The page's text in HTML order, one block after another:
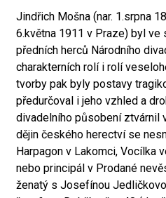
Jindřich Mošna (nar. 1.srpna
6.května 1911 v Praze) byl ve
předních herců Národního
charakterních rolí i rolí
tvorby pak byly postavy
předurčoval i jeho vzhled a
divadelního působení ztvárnil
dějin českého herectví se
Harpagon v Lakomci, Vocílka
nebo principál v Prodané
ženatý s Josefínou